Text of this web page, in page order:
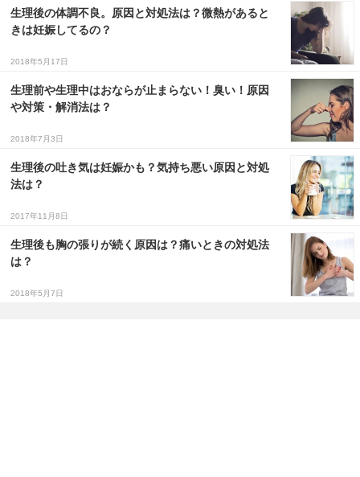
生理後の体調不良。原因と対処法は？微熱があると
きは妊娠してるの？
2018年5月17日
生理前や生理中はおならが止まらない！臭い！原因
や対策・解消法は？
2018年7月3日
生理後の吐き気は妊娠かも？気持ち悪い原因と対処
法は？
2017年11月8日
生理後も胸の張りが続く原因は？痛いときの対処法
は？
2018年5月7日